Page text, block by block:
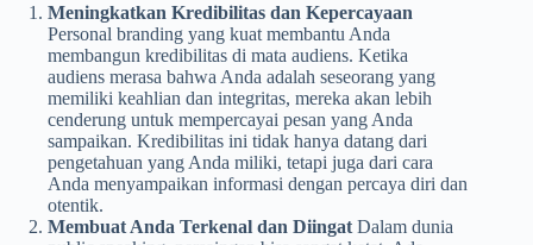
Meningkatkan Kredibilitas dan Kepercayaan
Personal branding yang kuat membantu Anda
membangun kredibilitas di mata audiens. Ketika
audiens merasa bahwa Anda adalah seseorang yang
memiliki keahlian dan integritas, mereka akan lebih
cenderung untuk mempercayai pesan yang Anda
sampaikan. Kredibilitas ini tidak hanya datang dari
pengetahuan yang Anda miliki, tetapi juga dari cara
Anda menyampaikan informasi dengan percaya diri dan
otentik.
Membuat Anda Terkenal dan Diingat Dalam dunia